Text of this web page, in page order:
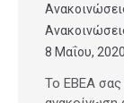
8 Μαΐου, 2020
Το ΕΒΕΑ σας